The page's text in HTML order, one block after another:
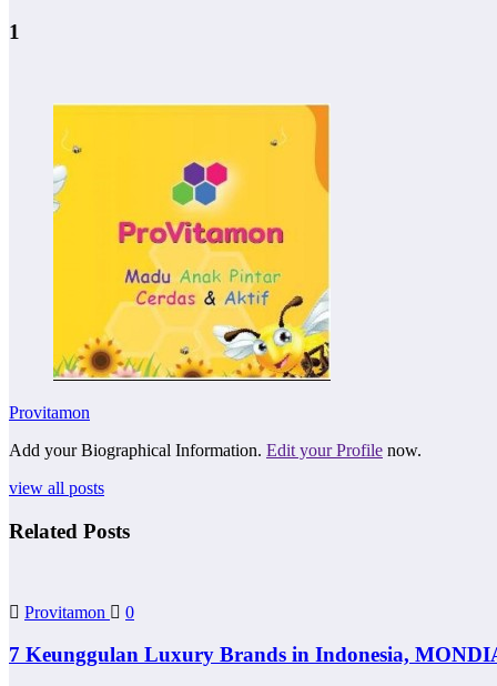
1
Provitamon
Add your Biographical Information. Edit your Profile now.
view all posts
Related Posts
Provitamon 0
7 Keunggulan Luxury Brands in Indonesia,